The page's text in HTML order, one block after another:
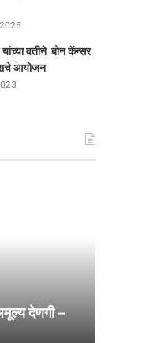
वतीने बोन कॅन्सर
आयोजन
देणगी –